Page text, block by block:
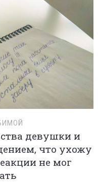
девушки и
что ухожу
не мог